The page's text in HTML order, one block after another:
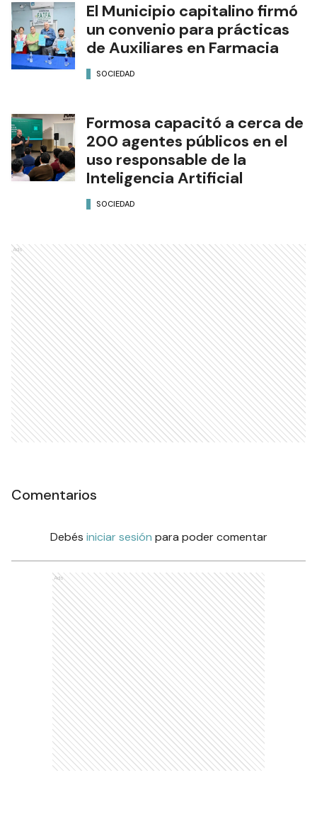
El Municipio capitalino firmó
un convenio para prácticas
de Auxiliares en Farmacia
SOCIEDAD
Formosa capacitó a cerca de
200 agentes públicos en el
uso responsable de la
Inteligencia Artificial
SOCIEDAD
Ads
Comentarios
Debés iniciar sesión para poder comentar
Ads